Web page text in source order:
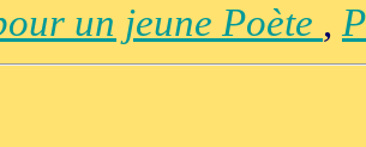
un jeune Poète ,